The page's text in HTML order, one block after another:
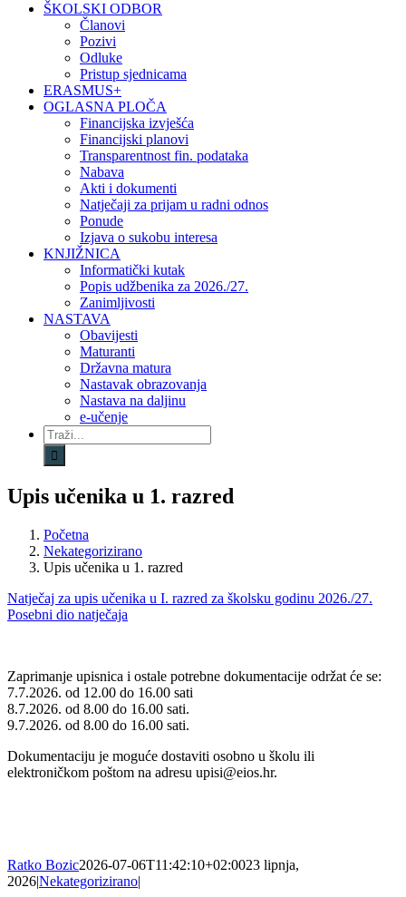
ŠKOLSKI ODBOR
Članovi
Pozivi
Odluke
Pristup sjednicama
ERASMUS+
OGLASNA PLOČA
Financijska izvješća
Financijski planovi
Transparentnost fin. podataka
Nabava
Akti i dokumenti
Natječaji za prijam u radni odnos
Ponude
Izjava o sukobu interesa
KNJIŽNICA
Informatički kutak
Popis udžbenika za 2026./27.
Zanimljivosti
NASTAVA
Obavijesti
Maturanti
Državna matura
Nastavak obrazovanja
Nastava na daljinu
e-učenje
Traži...
Upis učenika u 1. razred
Početna
Nekategorizirano
Upis učenika u 1. razred
Natječaj za upis učenika u I. razred za školsku godinu 2026./27.
Posebni dio natječaja
Zaprimanje upisnica i ostale potrebne dokumentacije održat će se:
7.7.2026. od 12.00 do 16.00 sati
8.7.2026. od 8.00 do 16.00 sati.
9.7.2026. od 8.00 do 16.00 sati.
Dokumentaciju je moguće dostaviti osobno u školu ili
elektroničkom poštom na adresu upisi@eios.hr.
Ratko Bozic2026-07-06T11:42:10+02:0023 lipnja,
2026|Nekategorizirano|